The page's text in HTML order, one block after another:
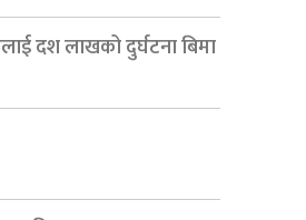
दश लाखको दुर्घटना बिमा